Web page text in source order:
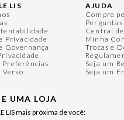
LIS
Privacidade
Governança
Preferências
Verso
UMA LOJA
LIS mais próxima de você:
AJUDA
Compre
Central
Minha
Trocas e
Seja um
Seja um